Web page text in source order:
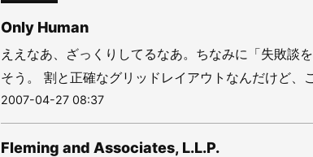
Only Human
ええなあ、ざっくりしてるなあ。ちなみに「失敗談
そう。 割と正確なグリッドレイアウトなんだけど、
2007-04-27 08:37
Fleming and Associates, L.L.P.